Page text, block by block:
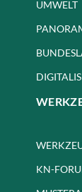
UMWELT
KN-